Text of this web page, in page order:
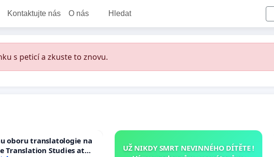
Kontaktujte nás O nás Hledat
s peticí a zkuste to znovu.
oboru translatologie na
Translation Studies at
UŽ NIKDY SMRT NEVINNÉHO DÍTĚTE !